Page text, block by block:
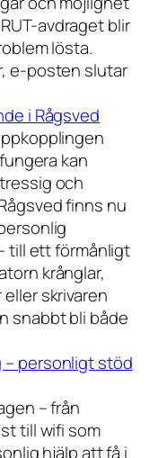
avdraget blir
lösta.
e-posten slutar
i Rågsved
kan
och
finns nu
till ett förmånligt
krånglar,
skrivaren
snabbt bli både
– personligt stöd
– från
till wifi som
hjälp att få i